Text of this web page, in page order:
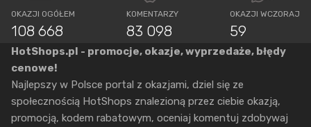
OKAZJI OGÓŁEM
108 668
KOMENTARZY
83 098
OKAZJI WCZORAJ
59
HotShops.pl - promocje, okazje, wyprzedaże, błędy
cenowe!
Najlepszy w Polsce portal z okazjami, dziel się ze
społecznością HotShops znalezioną przez ciebie okazją,
promocją, kodem rabatowym, oceniaj komentuj zdobywaj